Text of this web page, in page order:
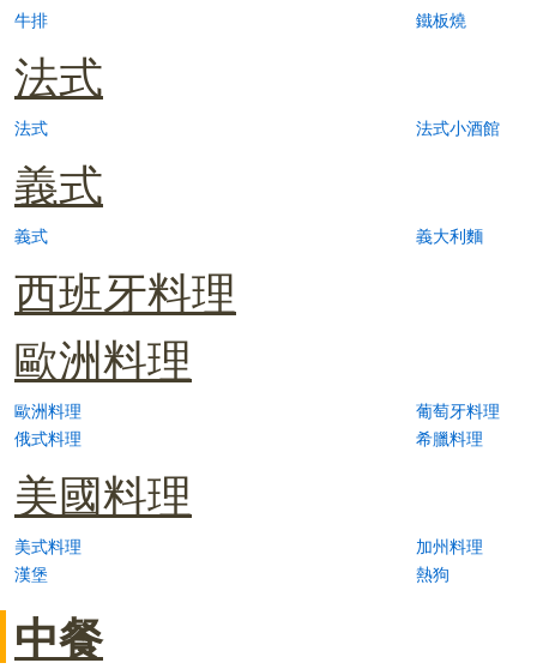
牛排 鐵板燒
法式
法式 法式小酒館
義式
義式 義大利麵
西班牙料理
歐洲料理
歐洲料理
葡萄牙料理
俄式料理
希臘料理
美國料理
美式料理
加州料理
漢堡
熱狗
中餐